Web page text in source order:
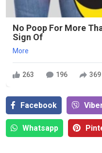
No Poop For More
Sign Of
More
263 196 369
Facebook
Whatsapp